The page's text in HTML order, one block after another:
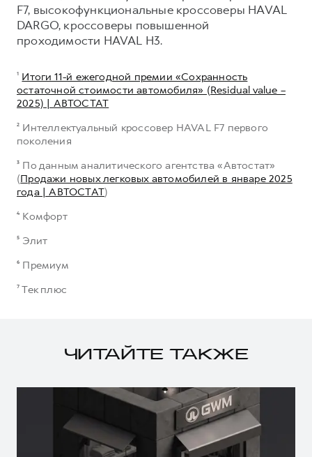
F7, высокофункциональные кроссоверы HAVAL
DARGO, кроссоверы повышенной
проходимости HAVAL H3.
¹ Итоги 11-й ежегодной премии «Сохранность
остаточной стоимости автомобиля» (Residual value –
2025) | АВТОСТАТ
² Интеллектуальный кроссовер HAVAL F7 первого
поколения
³ По данным аналитического агентства «Автостат»
(Продажи новых легковых автомобилей в январе 2025
года | АВТОСТАТ)
⁴ Комфорт
⁵ Элит
⁶ Премиум
⁷ Тек плюс
ЧИТАЙТЕ ТАКЖЕ